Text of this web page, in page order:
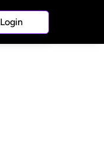
Login